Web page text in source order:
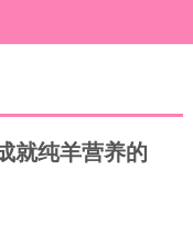
就纯羊营养的